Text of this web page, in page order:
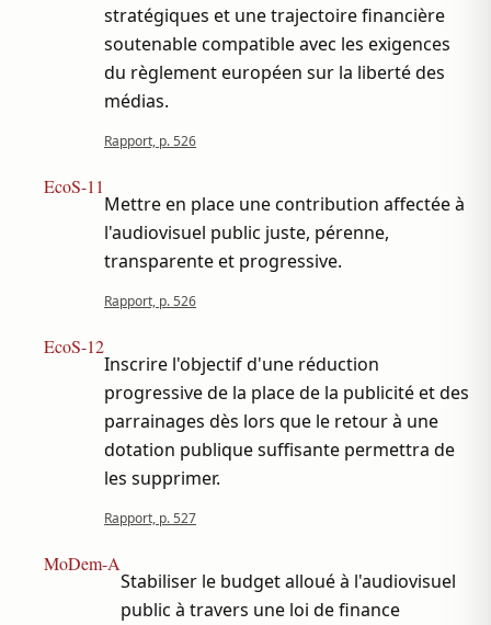
stratégiques et une trajectoire financière
soutenable compatible avec les exigences
du règlement européen sur la liberté des
médias.
Rapport, p. 526
EcoS-11
Mettre en place une contribution affectée à
l'audiovisuel public juste, pérenne,
transparente et progressive.
Rapport, p. 526
EcoS-12
Inscrire l'objectif d'une réduction
progressive de la place de la publicité et des
parrainages dès lors que le retour à une
dotation publique suffisante permettra de
les supprimer.
Rapport, p. 527
MoDem-A
Stabiliser le budget alloué à l'audiovisuel
public à travers une loi de finance